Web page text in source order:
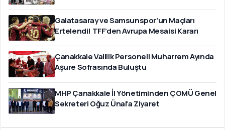
Galatasaray ve Samsunspor’un Maçları
Ertelendi! TFF’den Avrupa Mesaisi Kararı
Çanakkale Valilik Personeli Muharrem Ayında
Aşure Sofrasında Buluştu
MHP Çanakkale İl Yönetiminden ÇOMÜ Genel
Sekreteri Oğuz Ünal'a Ziyaret